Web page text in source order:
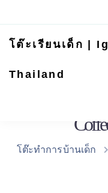
โต๊ะเรียนเด็ก |
Thailand
โต๊ะทำการบ้านเด็ก